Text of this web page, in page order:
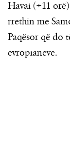
Havai (+11
rrethin me
Paqësor që do
evropianëve.